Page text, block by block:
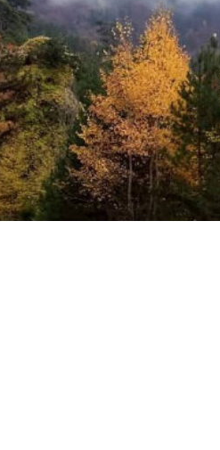
γύρω από οικισμούς.
δίκτυο και κοινόχρηστων χώρων.
εναπόθεσης απορριμμάτων.